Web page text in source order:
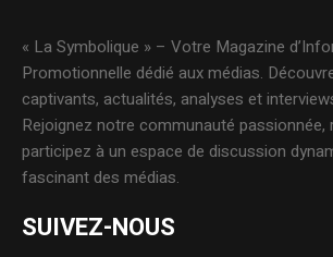
« La Symbolique » – Votre Magazine
Promotionnelle dédié aux médias.
captivants, actualités, analyses et
Rejoignez notre communauté
participez à un espace de discussion
fascinant des médias.
SUIVEZ-NOUS